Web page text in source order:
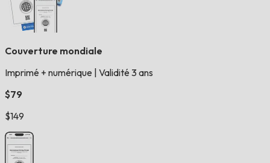
Couverture mondiale
Imprimé + numérique Validité 3 ans
$79
$149